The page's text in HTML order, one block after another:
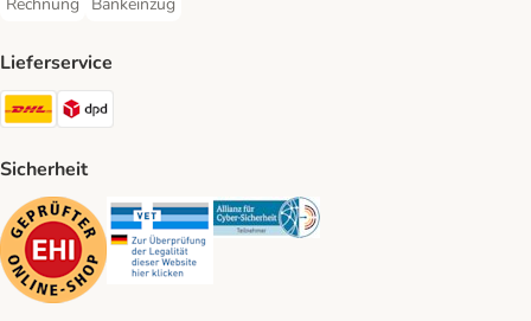
Rechnung Payment Method
Bankeinzug Payment Method
Lieferservice
DHL Shipping Method
Sicherheit
Security Security Security